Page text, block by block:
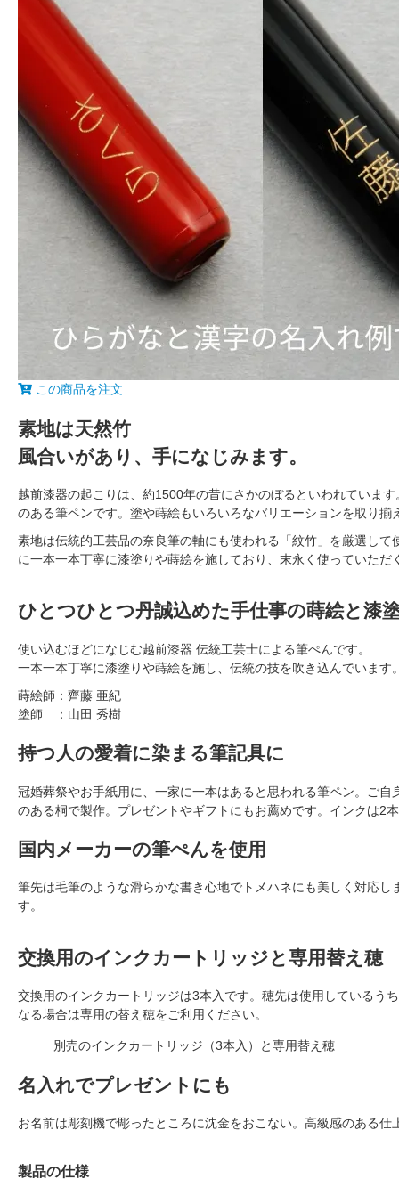
この商品を注文
素地は天然竹
風合いがあり、手になじみます。
越前漆器の起こりは、約1500年の昔にさかのぼるといわれていま
のある筆ペンです。塗や蒔絵もいろいろなバリエーションを取り
素地は伝統的工芸品の奈良筆の軸にも使われる「紋竹」を厳選し
に一本一本丁寧に漆塗りや蒔絵を施しており、末永く使っていただ
ひとつひとつ丹誠込めた手仕事の蒔絵と漆
使い込むほどになじむ越前漆器 伝統工芸士による筆ぺんです。
一本一本丁寧に漆塗りや蒔絵を施し、伝統の技を吹き込んでいます
蒔絵師：齊藤 亜紀
塗師 ：山田 秀樹
持つ人の愛着に染まる筆記具に
冠婚葬祭やお手紙用に、一家に一本はあると思われる筆ペン。ご
のある桐で製作。プレゼントやギフトにもお薦めです。インクは2
国内メーカーの筆ぺんを使用
筆先は毛筆のような滑らかな書き心地でトメハネにも美しく対応
す。
交換用のインクカートリッジと専用替え穂
交換用のインクカートリッジは3本入です。穂先は使用しているう
なる場合は専用の替え穂をご利用ください。
別売のインクカートリッジ（3本入）と専用替え穂
名入れでプレゼントにも
お名前は彫刻機で彫ったところに沈金をおこない。高級感のある仕
製品の仕様